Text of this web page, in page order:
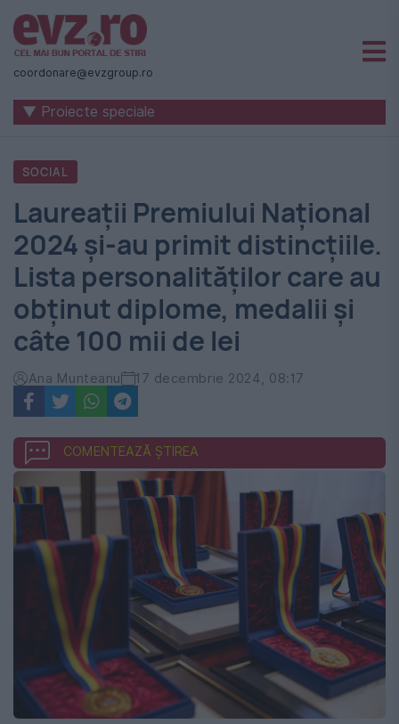
Știri
naționale
internaționale
România
-
Evenimentul
Zilei
coordonare@evzgroup.ro
▼ Proiecte speciale
SOCIAL
Laureații Premiului Național
2024 și-au primit distincțiile.
Lista personalităților care au
obținut diplome, medalii și
câte 100 mii de lei
Ana Munteanu 17 decembrie 2024, 08:17
COMENTEAZĂ ȘTIREA